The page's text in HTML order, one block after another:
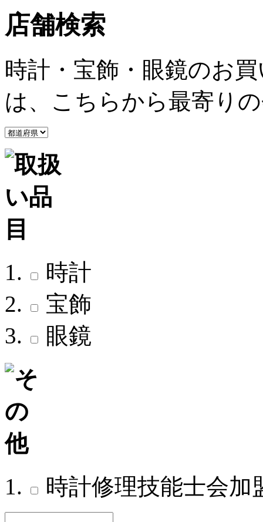
店舗検索
時計・宝飾・眼鏡のお
は、こちらから最寄り
時計
宝飾
眼鏡
時計修理技能士会加